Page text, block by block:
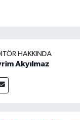
HAKKINDA
Akyılmaz